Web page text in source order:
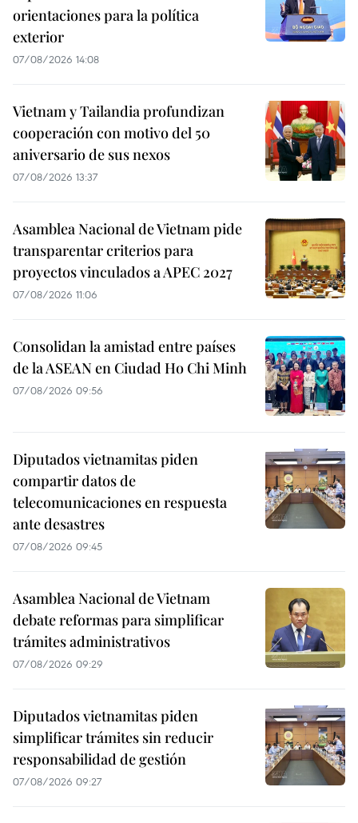
orientaciones para la política
exterior
07/08/2026 14:08
Vietnam y Tailandia profundizan
cooperación con motivo del 50
aniversario de sus nexos
07/08/2026 13:37
Asamblea Nacional de Vietnam pide
transparentar criterios para
proyectos vinculados a APEC 2027
07/08/2026 11:06
Consolidan la amistad entre países
de la ASEAN en Ciudad Ho Chi Minh
07/08/2026 09:56
Diputados vietnamitas piden
compartir datos de
telecomunicaciones en respuesta
ante desastres
07/08/2026 09:45
Asamblea Nacional de Vietnam
debate reformas para simplificar
trámites administrativos
07/08/2026 09:29
Diputados vietnamitas piden
simplificar trámites sin reducir
responsabilidad de gestión
07/08/2026 09:27